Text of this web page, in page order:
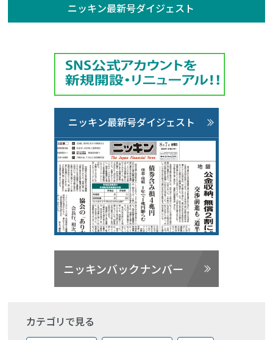
ニッキン最新号ダイジェスト
ニッキン最新号ダイジェスト
ニッキンバックナンバー
カテゴリで見る